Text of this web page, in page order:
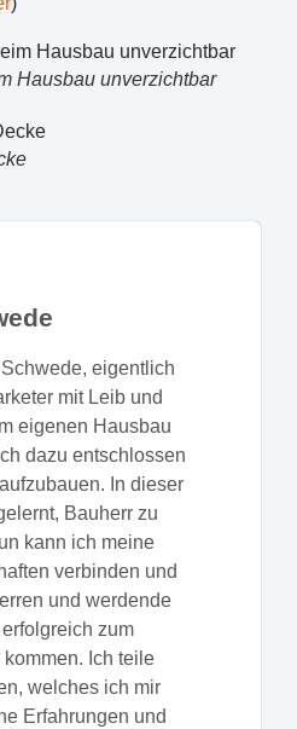
Hausbau unverzichtbar
eigentlich
mit Leib und
eigenen Hausbau
dazu entschlossen
In dieser
Bauherr zu
kann ich meine
verbinden und
und werdende
zum
Ich teile
welches ich mir
Erfahrungen und